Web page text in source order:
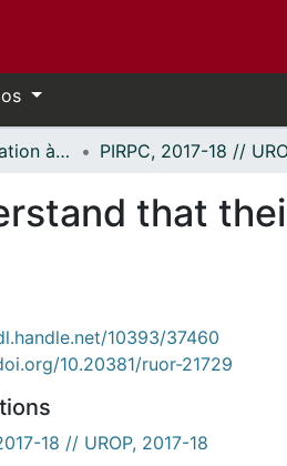
Programme d’initiation à la recherche au premier cycle (PIRPC) // Undergraduate Research Opportunity Program (UROP)
that
10393/37460
10.20381/ruor-21729
18 // UROP, 2017-18